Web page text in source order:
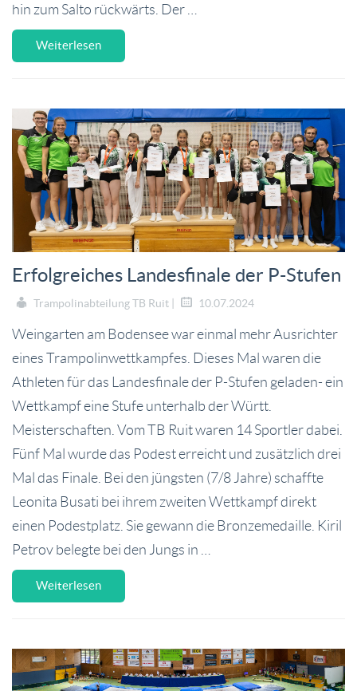
hin zum Salto rückwärts. Der …
Weiterlesen
Erfolgreiches Landesfinale der P-Stufen
Trampolinabteilung TB Ruit | 10.07.2024
Weingarten am Bodensee war einmal mehr Ausrichter
eines Trampolinwettkampfes. Dieses Mal waren die
Athleten für das Landesfinale der P-Stufen geladen- ein
Wettkampf eine Stufe unterhalb der Württ.
Meisterschaften. Vom TB Ruit waren 14 Sportler dabei.
Fünf Mal wurde das Podest erreicht und zusätzlich drei
Mal das Finale. Bei den jüngsten (7/8 Jahre) schaffte
Leonita Busati bei ihrem zweiten Wettkampf direkt
einen Podestplatz. Sie gewann die Bronzemedaille. Kiril
Petrov belegte bei den Jungs in …
Weiterlesen